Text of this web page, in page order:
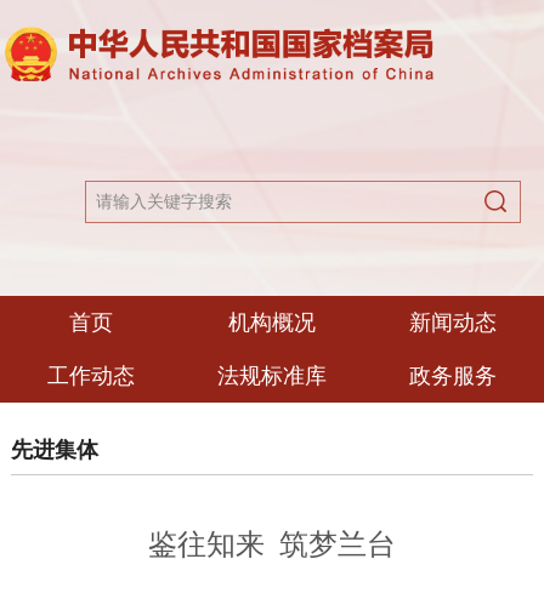
首页 机构概况 新闻动态
工作动态 法规标准库 政务服务
先进集体
鉴往知来 筑梦兰台